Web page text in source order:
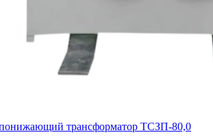
трансформатор ТСЗП-80,0